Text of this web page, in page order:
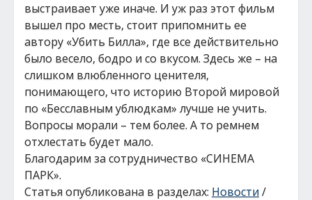
выстраивает уже иначе. И уж раз этот фильм
вышел про месть, стоит припомнить ее
автору «Убить Билла», где все действительно
было весело, бодро и со вкусом. Здесь же – на
слишком влюбленного ценителя,
понимающего, что историю Второй мировой
по «Бесславным ублюдкам» лучше не учить.
Вопросы морали – тем более. А то ремнем
отхлестать будет мало.
Благодарим за сотрудничество «СИНЕМА
ПАРК».
Статья опубликована в разделах: Новости/